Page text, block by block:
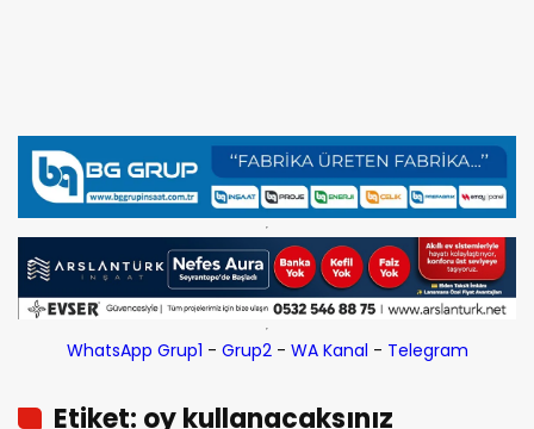
WhatsApp Grup1 - Grup2- WA Kanal - Telegram
Etiket: oy kullanacaksınız